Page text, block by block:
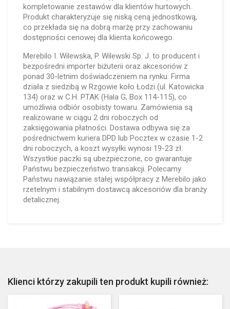
kompletowanie zestawów dla klientów hurtowych.
Produkt charakteryzuje się niską ceną jednostkową,
co przekłada się na dobrą marżę przy zachowaniu
dostępności cenowej dla klienta końcowego.
Merebilo I. Wilewska, P. Wilewski Sp. J. to producent i
bezpośredni importer biżuterii oraz akcesoriów z
ponad 30-letnim doświadczeniem na rynku. Firma
działa z siedzibą w Rzgowie koło Łodzi (ul. Katowicka
134) oraz w C.H. PTAK (Hala G, Box 114-115), co
umożliwia odbiór osobisty towaru. Zamówienia są
realizowane w ciągu 2 dni roboczych od
zaksięgowania płatności. Dostawa odbywa się za
pośrednictwem kuriera DPD lub Pocztex w czasie 1-2
dni roboczych, a koszt wysyłki wynosi 19-23 zł.
Wszystkie paczki są ubezpieczone, co gwarantuje
Państwu bezpieczeństwo transakcji. Polecamy
Państwu nawiązanie stałej współpracy z Merebilo jako
rzetelnym i stabilnym dostawcą akcesoriów dla branży
detalicznej.
Klienci którzy zakupili ten produkt kupili również: